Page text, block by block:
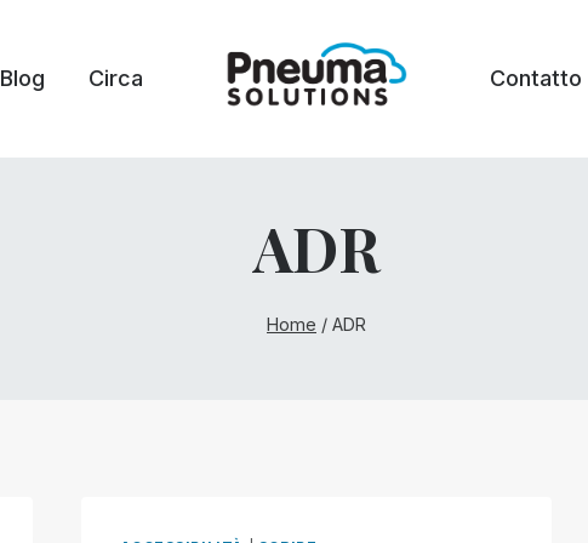
Blog Circa Contatto
ADR
Home / ADR